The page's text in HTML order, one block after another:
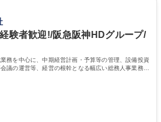
っているため、安心して成長できます。 募
務◆賞与5ヶ月◆年休120日◆残業少なめ◆
長と組織への貢献度をダイレクトに実感で
モート可など、ワークライフバランスを保
「これまでの幅広い経験を活かし、長期的な
向きな意欲と挑戦を全力で応援します。 学
高専 短大 専修学校 高校 語学力： 資格：日商
日商簿記検定3級
験者歓迎!/阪急阪神HDグループ/
務を中心に、中期経営計画・予算等の管理、設備投資
議の運営等、経営の根幹となる幅広い総務人事業務全